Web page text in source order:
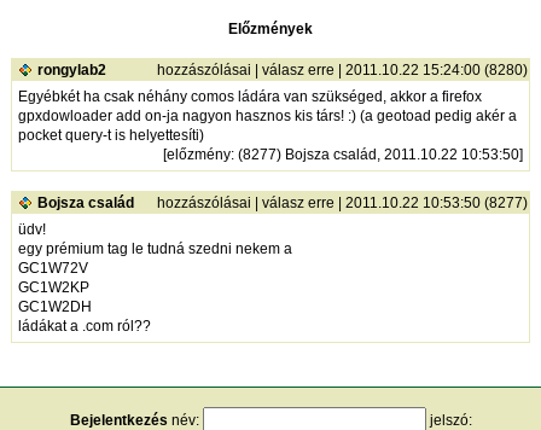
Előzmények
rongylab2 hozzászólásai | válasz erre | 2011.10.22 15:24:00 (8280)
Egyébkét ha csak néhány comos ládára van szükséged, akkor a firefox
gpxdowloader add on-ja nagyon hasznos kis társ! :) (a geotoad pedig akér a
pocket query-t is helyettesíti)
[előzmény: (8277) Bojsza család, 2011.10.22 10:53:50]
Bojsza család hozzászólásai | válasz erre | 2011.10.22 10:53:50 (8277)
üdv!
egy prémium tag le tudná szedni nekem a
GC1W72V
GC1W2KP
GC1W2DH
ládákat a .com ról??
Bejelentkezés név:
jelszó: